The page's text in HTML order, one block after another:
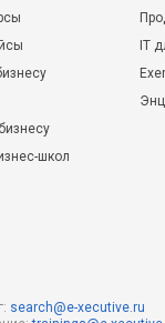
школ
IT
search@e-xecutive.ru